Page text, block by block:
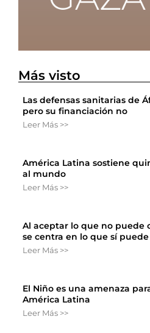
Más visto
Las defensas sanitarias de
pero su financiación no
Leer Más >>
América Latina sostiene
al mundo
Leer Más >>
Al aceptar lo que no puede
se centra en lo que sí puede
Leer Más >>
El Niño es una amenaza
América Latina
Leer Más >>